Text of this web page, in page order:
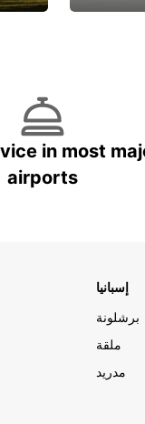
in most
airports
إسبانيا
برشلونة
ملقة
مدريد